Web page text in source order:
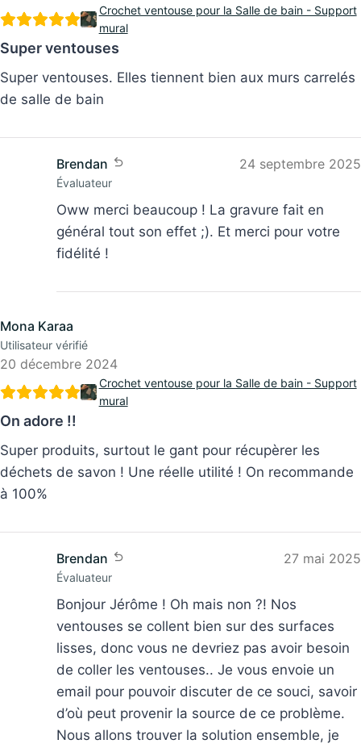
mural
Super ventouses
Super ventouses. Elles tiennent bien aux murs carrelés
de salle de bain
Évaluateur
Oww merci beaucoup ! La gravure fait en
général tout son effet ;). Et merci pour votre
fidélité !
Utilisateur vérifié
20 décembre 2024
Crochet ventouse pour la Salle de bain - Support
mural
On adore !!
Super produits, surtout le gant pour récupèrer les
déchets de savon ! Une réelle utilité ! On recommande
à 100%
Évaluateur
Bonjour Jérôme ! Oh mais non ?! Nos
ventouses se collent bien sur des surfaces
lisses, donc vous ne devriez pas avoir besoin
de coller les ventouses.. Je vous envoie un
email pour pouvoir discuter de ce souci, savoir
d’où peut provenir la source de ce problème.
Nous allons trouver la solution ensemble, je
vous rassure !